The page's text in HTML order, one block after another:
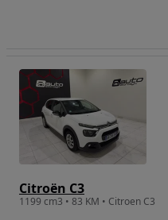
Citroën C3
1199 cm3 • 83 KM • Citroen C3